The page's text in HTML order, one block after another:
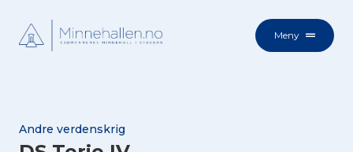
Meny
Andre verdenskrig